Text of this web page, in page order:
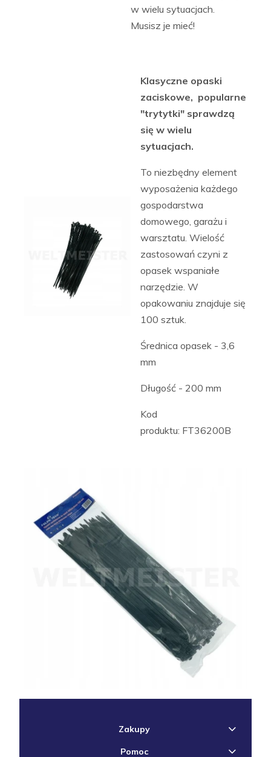
w wielu sytuacjach.
Musisz je mieć!
Klasyczne opaski
zaciskowe, popularne
"trytytki" sprawdzą
się w wielu
sytuacjach.
To niezbędny element
wyposażenia każdego
gospodarstwa
domowego, garażu i
warsztatu. Wielość
zastosowań czyni z
opasek wspaniałe
narzędzie. W
opakowaniu znajduje się
100 sztuk.
Średnica opasek - 3,6
mm
Długość - 200 mm
Kod
produktu: FT36200B
Zakupy
Pomoc